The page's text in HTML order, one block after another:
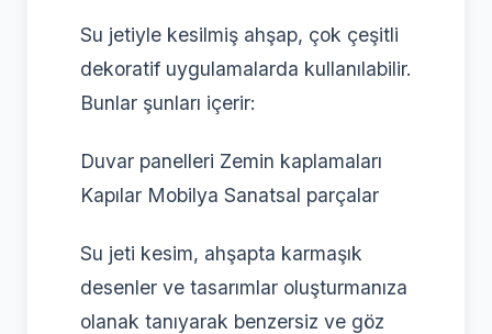
Su jetiyle kesilmiş ahşap, çok çeşitli
dekoratif uygulamalarda kullanılabilir.
Bunlar şunları içerir:
Duvar panelleri Zemin kaplamaları
Kapılar Mobilya Sanatsal parçalar
Su jeti kesim, ahşapta karmaşık
desenler ve tasarımlar oluşturmanıza
olanak tanıyarak benzersiz ve göz